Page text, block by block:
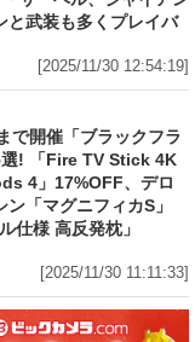
と武装も多くプレイバ
[2025/11/30 12:54:19]
で開催「ブラックフラ
! 「Fire TV Stick 4K
4」17%OFF、デロ
「マグニフィカS」
仕様 高反発枕」
[2025/11/30 11:11:33]